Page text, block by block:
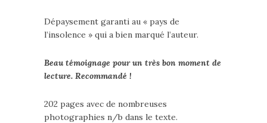
Dépaysement garanti au « pays de
l’insolence » qui a bien marqué l’auteur.
Beau témoignage pour un très bon moment de
lecture. Recommandé !
202 pages avec de nombreuses
photographies n/b dans le texte.